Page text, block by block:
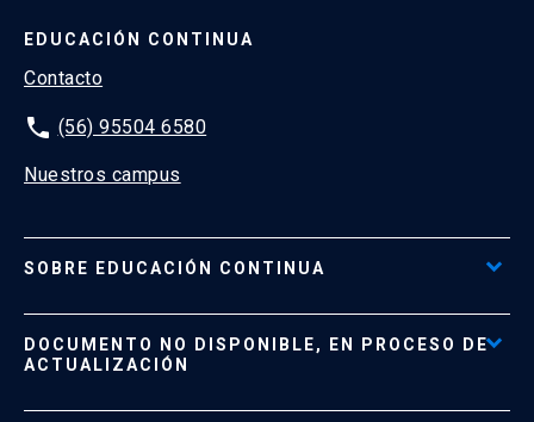
EDUCACIÓN CONTINUA
Contacto
phone (56) 95504 6580
Nuestros campus
SOBRE EDUCACIÓN CONTINUA
Formas de Pago
DOCUMENTO NO DISPONIBLE, EN PROCESO DE
ACTUALIZACIÓN